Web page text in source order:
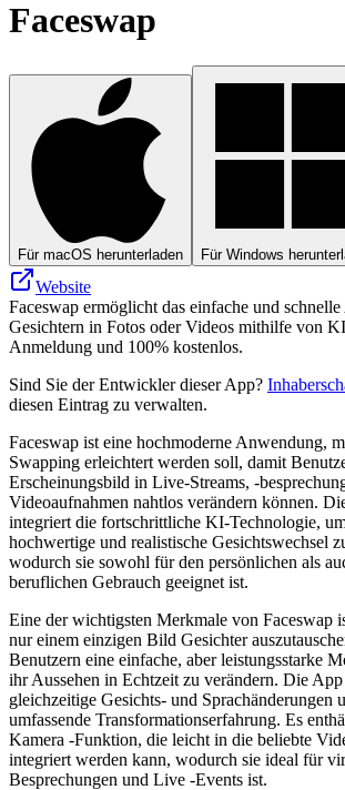
Faceswap
Für macOS herunterladen Für Windows
Website
Faceswap ermöglicht das einfache und
Gesichtern in Fotos oder Videos mithilfe von
Anmeldung und 100% kostenlos.
Sind Sie der Entwickler dieser App?
diesen Eintrag zu verwalten.
Faceswap ist eine hochmoderne Anwendung,
Swapping erleichtert werden soll, damit
Erscheinungsbild in Live-Streams, -
Videoaufnahmen nahtlos verändern können.
integriert die fortschrittliche KI-Technologie,
hochwertige und realistische Gesichtswechsel
wodurch sie sowohl für den persönlichen als
beruflichen Gebrauch geeignet ist.
Eine der wichtigsten Merkmale von Faceswap
nur einem einzigen Bild Gesichter
Benutzern eine einfache, aber leistungsstarke
ihr Aussehen in Echtzeit zu verändern. Die
gleichzeitige Gesichts- und Sprachänderungen
umfassende Transformationserfahrung. Es
Kamera -Funktion, die leicht in die beliebte
integriert werden kann, wodurch sie ideal für
Besprechungen und Live -Events ist.